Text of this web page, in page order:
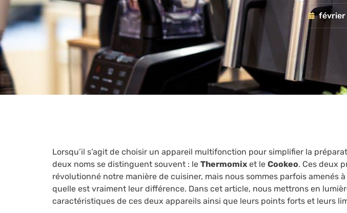
février
Lorsqu’il s’agit de choisir un appareil multifonction pour simplifier la
deux noms se distinguent souvent : le Thermomix et le Cookeo. Ces deux
révolutionné notre manière de cuisiner, mais nous sommes parfois amenés
quelle est vraiment leur différence. Dans cet article, nous mettrons en
caractéristiques de ces deux appareils ainsi que leurs points forts et leurs